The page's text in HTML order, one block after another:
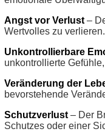
Angst vor Verlust –
Wertvolles zu verlieren.
Unkontrollierbare
unkontrollierte
Veränderung der
bevorstehende
Schutzverlust – Der
Schutzes oder einer